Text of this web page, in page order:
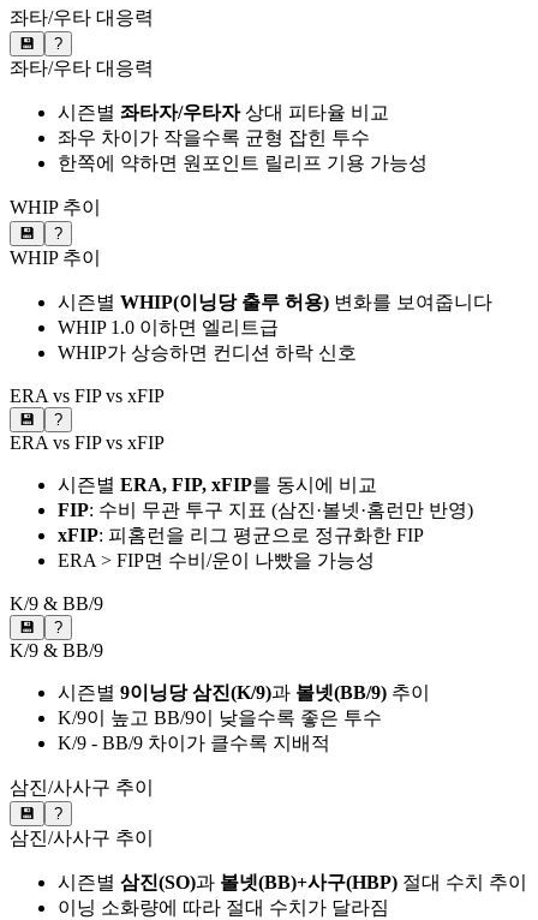
좌타/우타 대응력
💾 ?
좌타/우타 대응력
시즌별 좌타자/우타자상대 피타율 비교
좌우 차이가 작을수록 균형 잡힌 투수
한쪽에 약하면 원포인트 릴리프 기용 가능성
WHIP 추이
💾 ?
WHIP 추이
시즌별 WHIP(이닝당 출루 허용) 변화를 보여줍니다
WHIP 1.0 이하면 엘리트급
WHIP가 상승하면 컨디션 하락 신호
ERA vs FIP vs xFIP
💾 ?
ERA vs FIP vs xFIP
시즌별 ERA, FIP, xFIP를 동시에 비교
FIP: 수비 무관 투구 지표 (삼진·볼넷·홈런만 반영)
xFIP: 피홈런을 리그 평균으로 정규화한 FIP
ERA > FIP면 수비/운이 나빴을 가능성
K/9 & BB/9
💾 ?
K/9 & BB/9
시즌별 9이닝당 삼진(K/9)과 볼넷(BB/9) 추이
K/9이 높고 BB/9이 낮을수록 좋은 투수
K/9 - BB/9 차이가 클수록 지배적
삼진/사사구 추이
💾 ?
삼진/사사구 추이
시즌별 삼진(SO)과 볼넷(BB)+사구(HBP) 절대 수치 추이
이닝 소화량에 따라 절대 수치가 달라짐